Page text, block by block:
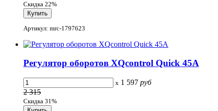
Скидка 22%
Артикул: mrc-1797623
Регулятор оборотов XQcontrol Quick 45A
x 1 597 руб
2 315
Скидка 31%